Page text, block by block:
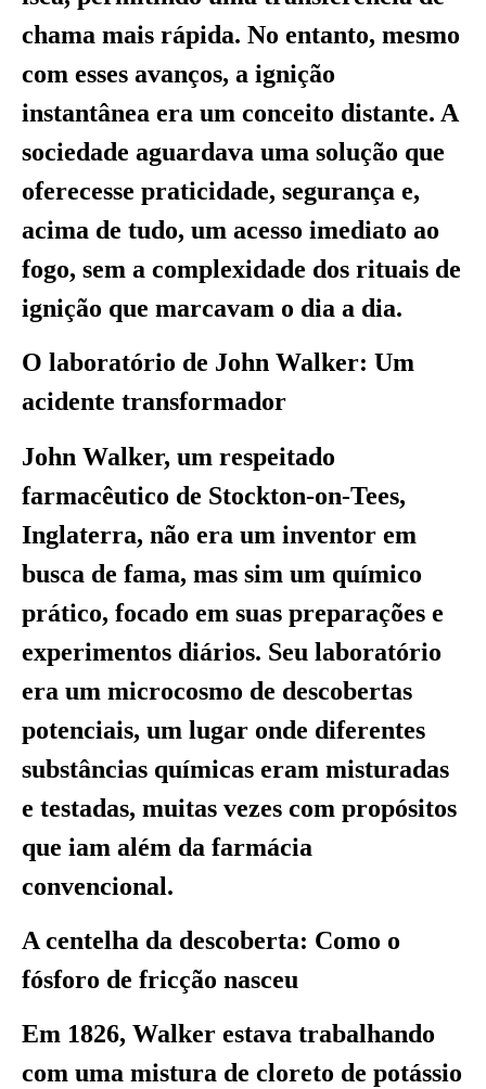
chama mais rápida. No entanto, mesmo
com esses avanços, a ignição
instantânea era um conceito distante. A
sociedade aguardava uma solução que
oferecesse praticidade, segurança e,
acima de tudo, um acesso imediato ao
fogo, sem a complexidade dos rituais de
ignição que marcavam o dia a dia.
O laboratório de John Walker: Um
acidente transformador
John Walker, um respeitado
farmacêutico de Stockton-on-Tees,
Inglaterra, não era um inventor em
busca de fama, mas sim um químico
prático, focado em suas preparações e
experimentos diários. Seu laboratório
era um microcosmo de descobertas
potenciais, um lugar onde diferentes
substâncias químicas eram misturadas
e testadas, muitas vezes com propósitos
que iam além da farmácia
convencional.
A centelha da descoberta: Como o
fósforo de fricção nasceu
Em 1826, Walker estava trabalhando
com uma mistura de cloreto de potássio